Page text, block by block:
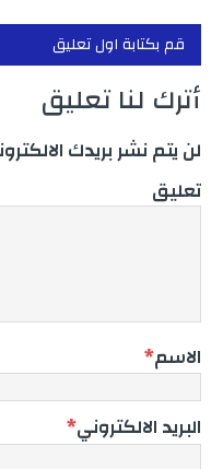
قم بكتابة اول تعليق
أترك لنا تعليق
لن يتم نشر بريدك
تعليق
الاسم*
البريد الالكتروني*